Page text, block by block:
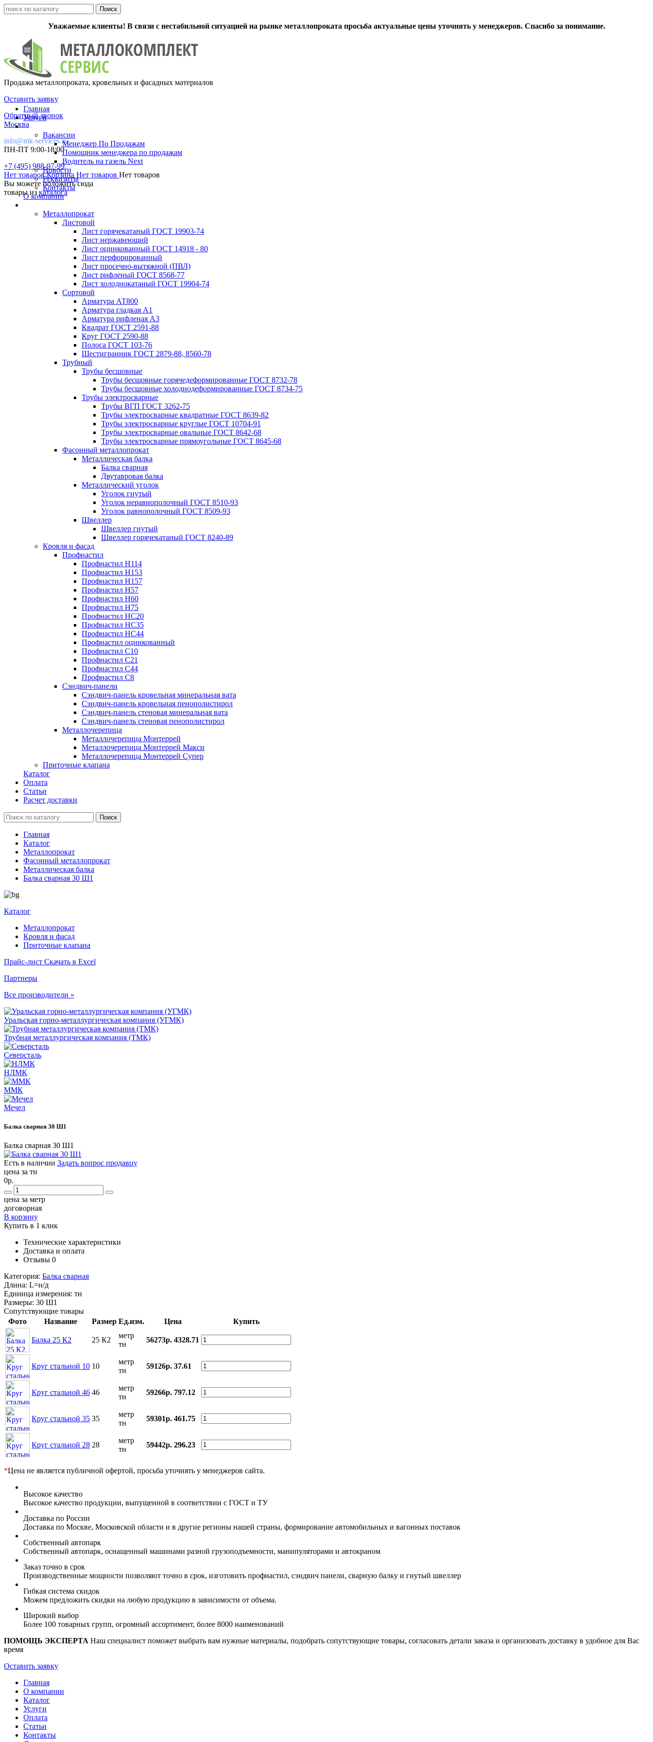
Уважаемые клиенты! В связи с нестабильной ситуацией на рынке металлопроката просьба актуальные цены уточнять у менеджеров. Спасибо за понимание.
Продажа металлопроката, кровельных и фасадных материалов
Оставить заявку
Обратный звонок
Москва
info@mk-services.ru
ПН-ПТ 9:00-18:00
+7 (495) 988-97-99
Нет товаровКорзина Нет товаров Нет товаров
Вы можете положить сюда
товары из каталога
Главная
Услуги
Вакансии
Менеджер По Продажам
Помощник менеджера по продажам
Водитель на газель Next
Новости
Реквизиты
Контакты
О компании
Металлопрокат
Листовой
Лист горячекатаный ГОСТ 19903-74
Лист нержавеющий
Лист оцинкованный ГОСТ 14918 - 80
Лист перфорированный
Лист просечно-вытяжной (ПВЛ)
Лист рифленый ГОСТ 8568-77
Лист холоднокатаный ГОСТ 19904-74
Сортовой
Арматура АТ800
Арматура гладкая А1
Арматура рифленая А3
Квадрат ГОСТ 2591-88
Круг ГОСТ 2590-88
Полоса ГОСТ 103-76
Шестигранник ГОСТ 2879-88, 8560-78
Трубный
Трубы бесшовные
Трубы бесшовные горячедеформированные ГОСТ 8732-78
Трубы бесшовные холоднодеформированные ГОСТ 8734-75
Трубы электросварные
Трубы ВГП ГОСТ 3262-75
Трубы электросварные квадратные ГОСТ 8639-82
Трубы электросварные круглые ГОСТ 10704-91
Трубы электросварные овальные ГОСТ 8642-68
Трубы электросварные прямоугольные ГОСТ 8645-68
Фасонный металлопрокат
Металлическая балка
Балка сварная
Двутавровая балка
Металлический уголок
Уголок гнутый
Уголок неравнополочный ГОСТ 8510-93
Уголок равнополочный ГОСТ 8509-93
Швеллер
Швеллер гнутый
Швеллер горячекатаный ГОСТ 8240-89
Кровля и фасад
Профнастил
Профнастил Н114
Профнастил Н153
Профнастил Н157
Профнастил Н57
Профнастил Н60
Профнастил Н75
Профнастил НС20
Профнастил НС35
Профнастил НС44
Профнастил оцинкованный
Профнастил С10
Профнастил С21
Профнастил С44
Профнастил С8
Сэндвич-панели
Сэндвич-панель кровельная минеральная вата
Сэндвич-панель кровельная пенополистирол
Сэндвич-панель стеновая минеральная вата
Сэндвич-панель стеновая пенополистирол
Металлочерепица
Металлочерепица Монтеррей
Металлочерепица Монтеррей Макси
Металлочерепица Монтеррей Супер
Приточные клапана
Каталог
Оплата
Статьи
Расчет доставки
Главная
Каталог
Металлопрокат
Фасонный металлопрокат
Металлическая балка
Балка сварная 30 Ш1
Каталог
Металлопрокат
Кровля и фасад
Приточные клапана
Прайс-лист Скачать в Excel
Партнеры
Все производители »
Уральская горно-металлургическая компания (УГМК)
Трубная металлургическая компания (ТМК)
Северсталь
НЛМК
ММК
Мечел
Балка сварная 30 Ш1
Балка сварная 30 Ш1
Есть в наличии Задать вопрос продавцу
цена за тн
0р.
цена за метр
договорная
В корзину
Купить в 1 клик
Технические характеристики
Доставка и оплата
Отзывы 0
Категория: Балка сварная
Длина: L=н/д
Единица измерения: тн
Размеры: 30 Ш1
Сопутствующие товары
Фото
Название Размер Ед.изм. Цена Купить
Балка 25 К2 25 К2
метр
тн
56273р. 4328.71
Круг стальной 10 10
метр
тн
59126р. 37.61
Круг стальной 46 46
метр
тн
59266р. 797.12
Круг стальной 35 35
метр
тн
59301р. 461.75
Круг стальной 28 28
метр
тн
59442р. 296.23
*Цена не является публичной офертой, просьба уточнять у менеджеров сайта.
Высокое качество
Высокое качество продукции, выпущенной в соответствии с ГОСТ и ТУ
Доставка по России
Доставка по Москве, Московской области и в другие регионы нашей страны, формирование автомобильных и вагонных поставок
Собственный автопарк
Собственный автопарк, оснащенный машинами разной грузоподъемности, манипуляторами и автокраном
Заказ точно в срок
Производственные мощности позволяют точно в срок, изготовить профнастил, сэндвич панели, сварную балку и гнутый швеллер
Гибкая система скидок
Можем предложить скидки на любую продукцию в зависимости от объема.
Широкий выбор
Более 100 товарных групп, огромный ассортимент, более 8000 наименований
ПОМОЩЬ ЭКСПЕРТА Наш специалист поможет выбрать вам нужные материалы, подобрать сопутствующие товары, согласовать детали заказа и организовать доставку в удобное для Вас
время
Оставить заявку
Главная
О компании
Каталог
Услуги
Оплата
Статьи
Контакты